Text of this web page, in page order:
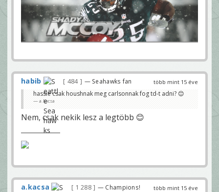
több mint 15 éve
habib 484 — Seahawks fan
hassie csak houshnak meg carlsonnak fog td-t adni? 😊
a.kacsa
Nem, csak nekik lesz a legtöbb 😊
több mint 15 éve
a.kacsa 1 288 — Champions!